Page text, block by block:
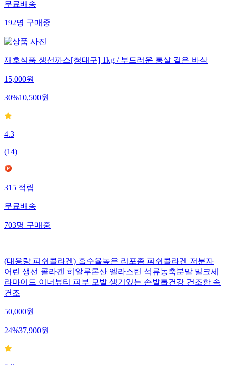
무료배송
192명구매중
재호식품 생선까스[청대구] 1kg / 부드러운 통살 겉은 바삭
15,000원
30%10,500원
4.3
(14)
315적립
무료배송
703명구매중
(대용량 피쉬콜라겐) 흡수율높은 리포좀 피쉬콜라겐 저분자
어린 생선 콜라겐 히알루론산 엘라스틴 석류농축분말 밀크세
라마이드 이너뷰티 피부 모발 생기있는 손발톱건강 건조한 속
건조
50,000원
24%37,900원